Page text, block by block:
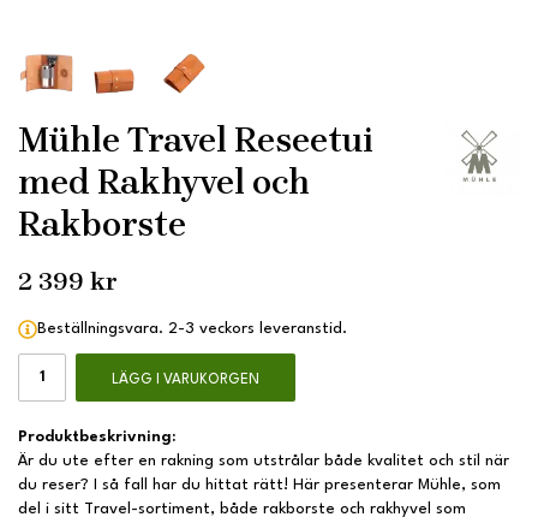
Mühle Travel Reseetui
med Rakhyvel och
Rakborste
2 399 kr
Beställningsvara. 2-3 veckors leveranstid.
LÄGG I VARUKORGEN
Produktbeskrivning:
Är du ute efter en rakning som utstrålar både kvalitet och stil när
du reser? I så fall har du hittat rätt! Här presenterar Mühle, som
del i sitt Travel-sortiment, både rakborste och rakhyvel som